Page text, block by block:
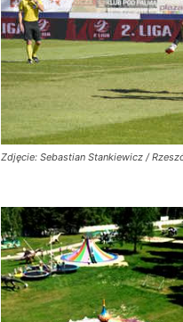
Zdjęcie: Sebastian Stankiewicz /